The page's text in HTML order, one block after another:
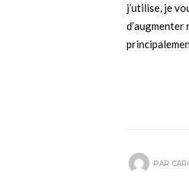
j’utilise, je
d’augmenter
PAR